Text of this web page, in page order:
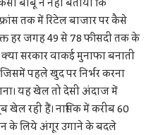
तक में रिटेल बाजार पर कैसे
हर जगह 49 से 78 फीसदी तक के
सरकार वाकई मुनाफा बनाती
पहले खुद पर निर्भर करना
यह खेल तो देसी अंदाज में
खेल रही हैं। नासिक में करीब 60
के लिये अंगूर उगाने के बदले